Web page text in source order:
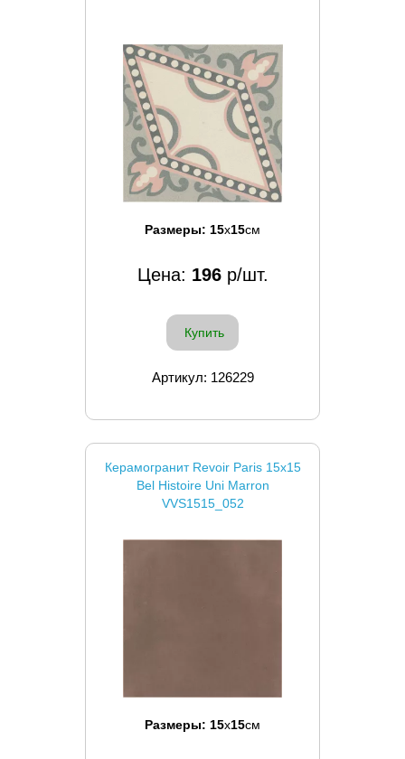
Размеры: 15x15см
Цена: 196р/шт.
Купить
Артикул: 126229
Керамогранит Revoir Paris 15x15
Bel Histoire Uni Marron
VVS1515_052
Размеры: 15x15см